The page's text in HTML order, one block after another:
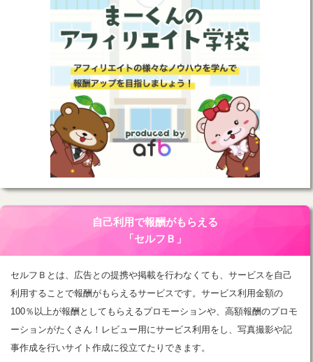
自己利用で報酬がもらえる
「セルフＢ」
セルフＢとは、広告との提携や掲載を行わなくても、サービスを自己
利用することで報酬がもらえるサービスです。サービス利用金額の
100％以上が報酬としてもらえるプロモーションや、高額報酬のプロモ
ーションがたくさん！レビュー用にサービス利用をし、写真撮影や記
事作成を行いサイト作成に役立てたりできます。